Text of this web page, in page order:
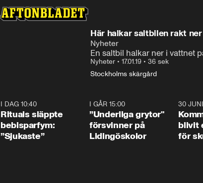
Här halkar saltbilen rakt
Nyheter
En saltbil halkar ner i vattnet
Nyheter • 17.01.19 • 36 sek
Stockholms skärgård
I DAG 10:40
Rituals släppte
bebisparfym:
”Sjukaste”
1:07
I GÅR 15:00
”Underliga grytor"
försvinner på
Lidingöskolor
30 JUNI
blivit
för